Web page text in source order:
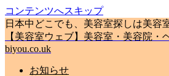
コンテンツへスキップ
日本中どこでも、美容室探しは美容
【美容室ウェブ】美容室・美容院・
biyou.co.uk
お知らせ